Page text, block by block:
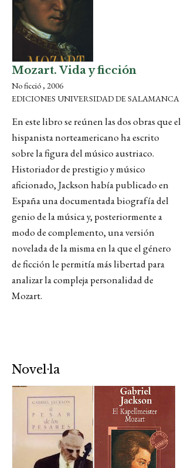
Mozart. Vida y ficción
No ficció , 2006
EDICIONES UNIVERSIDAD DE SALAMANCA
En este libro se reúnen las dos obras que el
hispanista norteamericano ha escrito
sobre la figura del músico austriaco.
Historiador de prestigio y músico
aficionado, Jackson había publicado en
España una documentada biografía del
genio de la música y, posteriormente a
modo de complemento, una versión
novelada de la misma en la que el género
de ficción le permitía más libertad para
analizar la compleja personalidad de
Mozart.
Novel·la